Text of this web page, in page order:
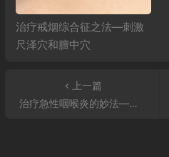
治疗戒烟综合征之法—刺激
尺泽穴和膻中穴
上一篇
治疗急性咽喉炎的妙法—刺激关冲穴